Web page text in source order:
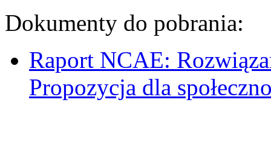
Dokumenty do pobrania:
Raport NCAE:
Propozycja dla